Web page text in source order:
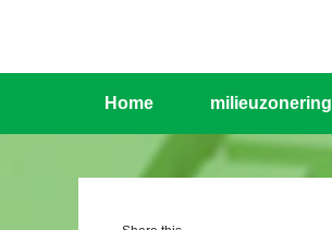
Home milieuzonering